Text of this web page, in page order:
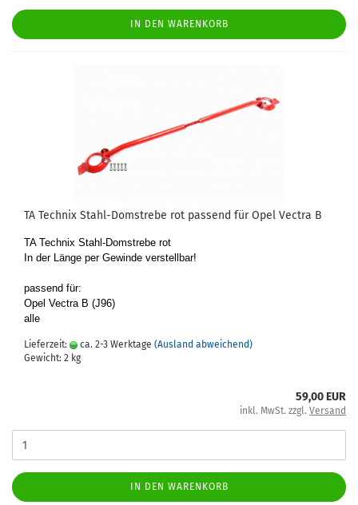
IN DEN WARENKORB
TA Tech­nix Stahl-​​Dom­stre­be rot pas­send für Opel Vec­tra B
TA Tech­nix Stahl-​Domstrebe rot
In der Länge per Ge­win­de ver­stell­bar!
pas­send für:
Opel Vec­tra B (J96)
alle
Lieferzeit: ca. 2-3 Werktage (Ausland abweichend)
Gewicht: 2 kg
59,00 EUR
inkl. MwSt. zzgl. Versand
IN DEN WARENKORB